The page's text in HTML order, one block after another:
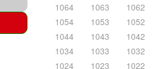
1064
1063 1062
1054
1053 1052
1044
1043 1042
1034
1033 1032
1024
1023 1022